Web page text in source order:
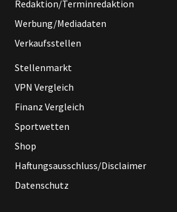
Redaktion/Terminredaktion
Werbung/Mediadaten
Verkaufsstellen
Stellenmarkt
VPN Vergleich
Finanz Vergleich
Sportwetten
Shop
Haftungsausschluss/Disclaimer
Datenschutz